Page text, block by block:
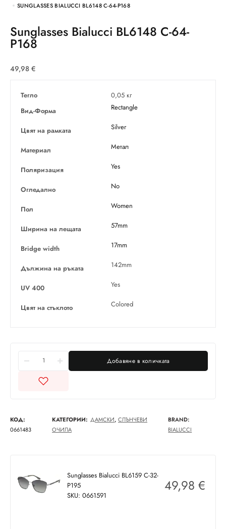
SUNGLASSES BIALUCCI BL6148 C-64-P168
Sunglasses Bialucci BL6148 C-64-
P168
49,98 €
Тегло
0,05 кг
Вид-Форма
Rectangle
Цвят на рамката Silver
Материал Метал
Поляризация Yes
Огледално No
Пол Women
Ширина на лещата 57mm
Bridge width 17mm
Дължина на ръката 142mm
UV 400 Yes
Цвят на стъклото Colored
Добавяне в количката
КОД:
0661483
КАТЕГОРИИ: ДАМСКИ,СЛЪНЧЕВИ
ОЧИЛА
BRAND:
BIALUCCI
Sunglasses Bialucci BL6159 C-32-
P195
SKU: 0661591
49,98 €